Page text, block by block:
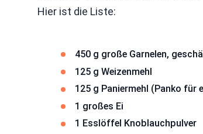
Hier ist die Liste:
450 g große Garnelen,
125 g Weizenmehl
125 g Paniermehl (Panko für
1 großes Ei
1 Esslöffel Knoblauchpulver